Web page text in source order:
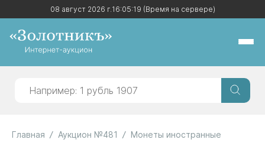
08 август 2026 г.16:05:19 (Время на сервере)
08 август 2026 г.16:05:19 (Время на сервере)
Главная Аукцион №481 Монеты иностранные